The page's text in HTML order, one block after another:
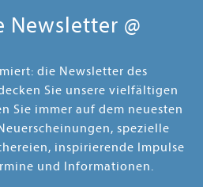
Newsletter @
die Newsletter des
Sie unsere vielfältigen
Sie immer auf dem neuesten
spezielle
inspirierende Impulse
und Informationen.